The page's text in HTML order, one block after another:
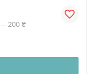
— 200 ₴